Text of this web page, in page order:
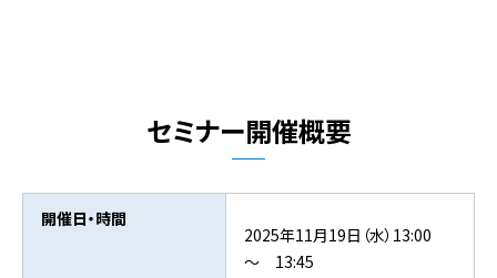
セミナー開催概要
開催日・時間
2025年11月19日（水）13:00
～ 13:45